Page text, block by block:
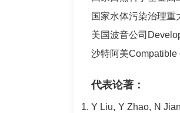
国家水体污染治理重
美国波音公司
沙特阿美Compatible
代表论著：
Y Liu, Y Zhao, N